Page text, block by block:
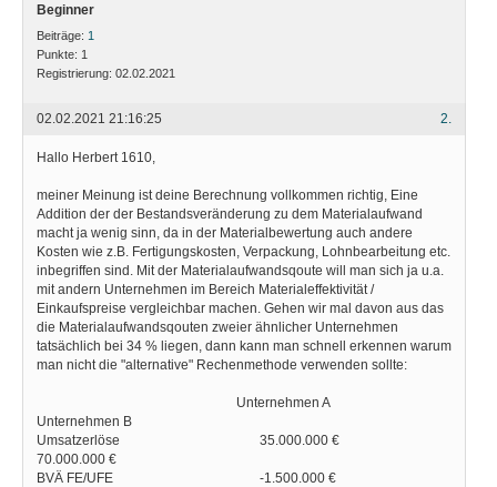
Beginner
Beiträge: 1
Punkte: 1
Registrierung: 02.02.2021
2.
02.02.2021 21:16:25
Hallo Herbert 1610,
meiner Meinung ist deine Berechnung vollkommen richtig, Eine
Addition der der Bestandsveränderung zu dem Materialaufwand
macht ja wenig sinn, da in der Materialbewertung auch andere
Kosten wie z.B. Fertigungskosten, Verpackung, Lohnbearbeitung etc.
inbegriffen sind. Mit der Materialaufwandsqoute will man sich ja u.a.
mit andern Unternehmen im Bereich Materialeffektivität /
Einkaufspreise vergleichbar machen. Gehen wir mal davon aus das
die Materialaufwandsqouten zweier ähnlicher Unternehmen
tatsächlich bei 34 % liegen, dann kann man schnell erkennen warum
man nicht die "alternative" Rechenmethode verwenden sollte:
Unternehmen A
Unternehmen B
Umsatzerlöse 35.000.000 €
70.000.000 €
BVÄ FE/UFE -1.500.000 €